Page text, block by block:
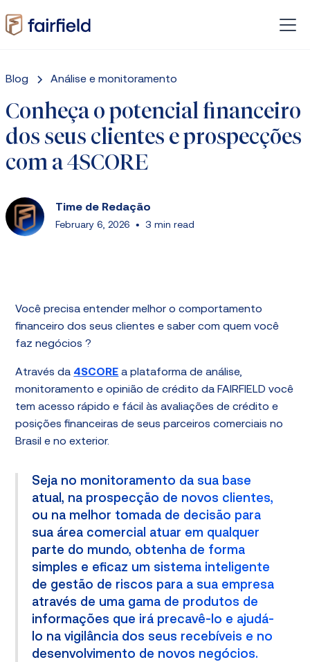
Blog Análise e monitoramento
Conheça o potencial financeiro
dos seus clientes e prospecções
com a 4SCORE
Time de Redação
February 6, 2026 • 3 min read
Você precisa entender melhor o comportamento
financeiro dos seus clientes e saber com quem você
faz negócios ?
Através da 4SCORE a plataforma de análise,
monitoramento e opinião de crédito da FAIRFIELD você
tem acesso rápido e fácil às avaliações de crédito e
posições financeiras de seus parceiros comerciais no
Brasil e no exterior.
Seja no monitoramento da sua base
atual, na prospecção de novos clientes,
ou na melhor tomada de decisão para
sua área comercial atuar em qualquer
parte do mundo, obtenha de forma
simples e eficaz um sistema inteligente
de gestão de riscos para a sua empresa
através de uma gama de produtos de
informações que irá precavê-lo e ajudá-
lo na vigilância dos seus recebíveis e no
desenvolvimento de novos negócios.